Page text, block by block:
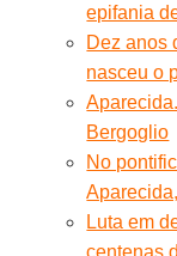
epifania
Dez anos
nasceu o
Bergoglio
No
Luta em
centenas